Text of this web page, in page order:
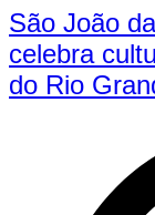
São João
celebra
do Rio